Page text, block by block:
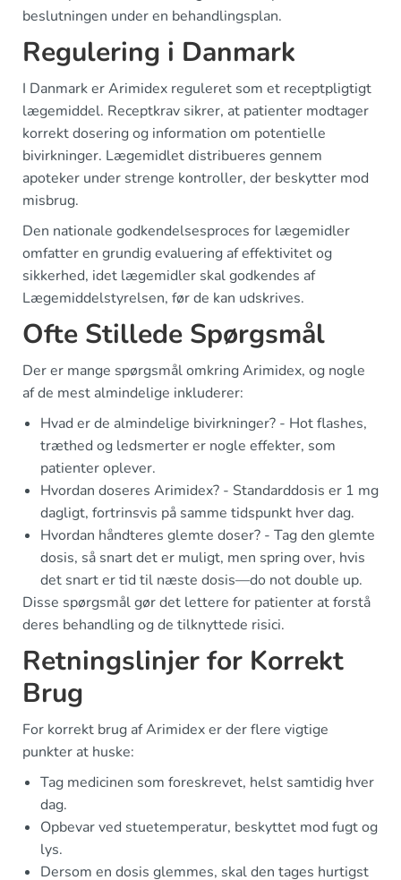
beslutningen under en behandlingsplan.
Regulering i Danmark
I Danmark er Arimidex reguleret som et receptpligtigt
lægemiddel. Receptkrav sikrer, at patienter modtager
korrekt dosering og information om potentielle
bivirkninger. Lægemidlet distribueres gennem
apoteker under strenge kontroller, der beskytter mod
misbrug.
Den nationale godkendelsesproces for lægemidler
omfatter en grundig evaluering af effektivitet og
sikkerhed, idet lægemidler skal godkendes af
Lægemiddelstyrelsen, før de kan udskrives.
Ofte Stillede Spørgsmål
Der er mange spørgsmål omkring Arimidex, og nogle
af de mest almindelige inkluderer:
Hvad er de almindelige bivirkninger? - Hot flashes,
træthed og ledsmerter er nogle effekter, som
patienter oplever.
Hvordan doseres Arimidex? - Standarddosis er 1 mg
dagligt, fortrinsvis på samme tidspunkt hver dag.
Hvordan håndteres glemte doser? - Tag den glemte
dosis, så snart det er muligt, men spring over, hvis
det snart er tid til næste dosis—do not double up.
Disse spørgsmål gør det lettere for patienter at forstå
deres behandling og de tilknyttede risici.
Retningslinjer for Korrekt
Brug
For korrekt brug af Arimidex er der flere vigtige
punkter at huske:
Tag medicinen som foreskrevet, helst samtidig hver
dag.
Opbevar ved stuetemperatur, beskyttet mod fugt og
lys.
Dersom en dosis glemmes, skal den tages hurtigst